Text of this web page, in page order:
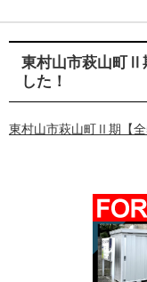
東村山市萩山町Ⅱ
した！
東村山市萩山町Ⅱ期【全